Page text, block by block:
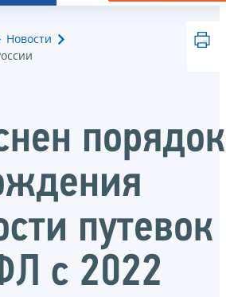
Новости
порядок
путевок
с 2022